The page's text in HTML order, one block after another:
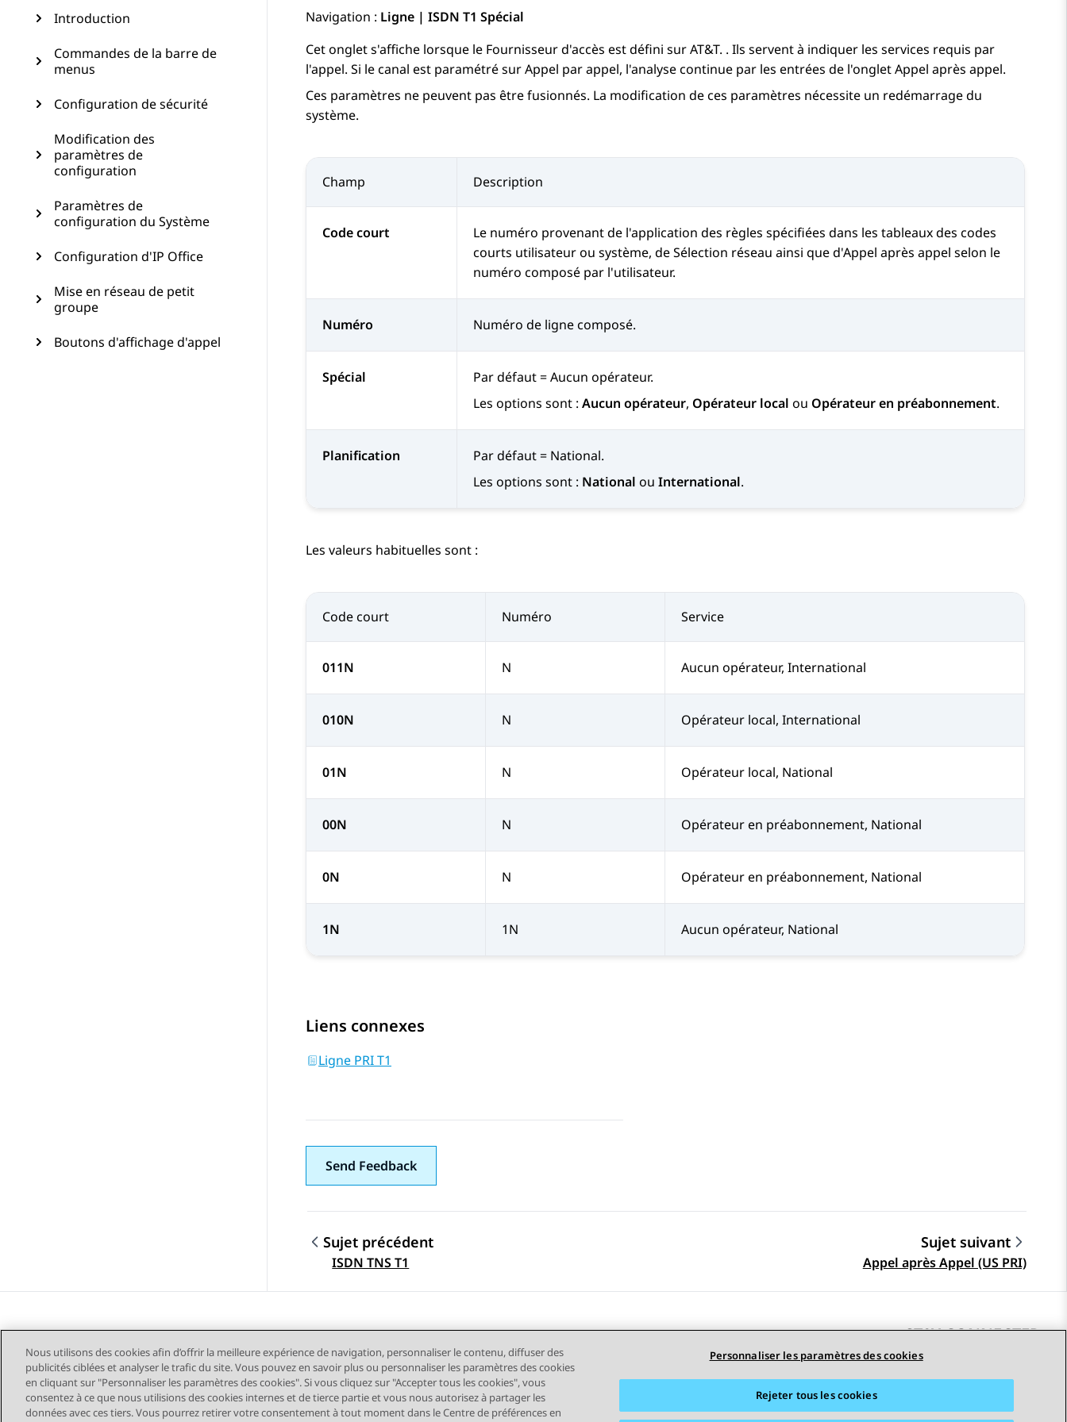
Introduction
Commandes de la barre de
menus
Configuration de sécurité
Modification des
paramètres de
configuration
Paramètres de
configuration du Système
Configuration d'IP Office
Mise en réseau de petit
groupe
Boutons d'affichage d'appel
Navigation : Ligne | ISDN T1 Spécial
Cet onglet s'affiche lorsque le Fournisseur d'accès est défini sur AT&T. . Ils servent à indiquer les services requis par
l'appel. Si le canal est paramétré sur Appel par appel, l'analyse continue par les entrées de l'onglet Appel après appel.
Ces paramètres ne peuvent pas être fusionnés. La modification de ces paramètres nécessite un redémarrage du
système.
Champ Description
Code court
Le numéro provenant de l'application des règles spécifiées dans les tableaux des codes
courts utilisateur ou système, de Sélection réseau ainsi que d'Appel après appel selon le
numéro composé par l'utilisateur.
Numéro Numéro de ligne composé.
Spécial
Par défaut = Aucun opérateur.
Les options sont : Aucun opérateur, Opérateur local ou Opérateur en préabonnement.
Planification
Par défaut = National.
Les options sont : National ou International.
Les valeurs habituelles sont :
Code court Numéro Service
011N N Aucun opérateur, International
010N N Opérateur local, International
01N N Opérateur local, National
00N N Opérateur en préabonnement, National
0N N Opérateur en préabonnement, National
1N 1N Aucun opérateur, National
Liens connexes
Ligne PRI T1
Send Feedback
Navigation par sujet
Sujet précédent
ISDN TNS T1
Sujet suivant
Appel après Appel (US PRI)
STAY CONNECTED
Nous utilisons des cookies afin d’offrir la meilleure expérience de navigation, personnaliser le contenu, diffuser des
publicités ciblées et analyser le trafic du site. Vous pouvez en savoir plus ou personnaliser les paramètres des cookies
en cliquant sur "Personnaliser les paramètres des cookies". Si vous cliquez sur "Accepter tous les cookies", vous
consentez à ce que nous utilisions des cookies internes et de tierce partie et vous nous autorisez à partager les
données avec ces tiers. Vous pourrez retirer votre consentement à tout moment dans le Centre de préférences en
Personnaliser les paramètres des cookies
Rejeter tous les cookies